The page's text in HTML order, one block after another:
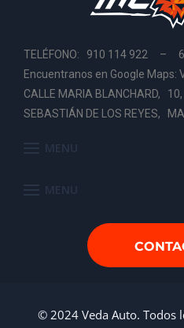
TELÉFONO: 910 114 922 –
Encuentranos en Google Maps:
CALLE MARIA BLANCHARD,
SEBASTIÁN DE LOS REYES,
MENU
MENU
© 2024 Veda Auto. Todos